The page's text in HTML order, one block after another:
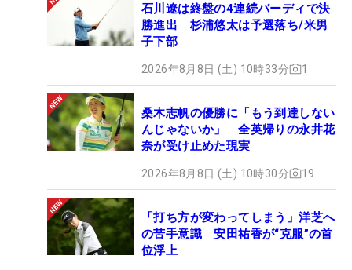
石川遼は終盤の4連続バーディで決
勝進出 杉浦悠太は予選落ち/米男
子下部
2026年8月8日 (土) 10時33分 1
桑木志帆の優勝に「もう到達しない
んじゃないか」 全英帰りの永井花
奈が受け止めた現実
2026年8月8日 (土) 10時30分 19
「打ち方が変わってしまう」洋芝へ
の苦手意識 安田祐香が“克服”の首
位浮上